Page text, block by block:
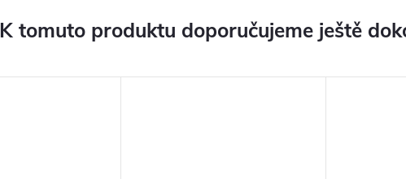
K tomuto produktu doporučujeme ještě